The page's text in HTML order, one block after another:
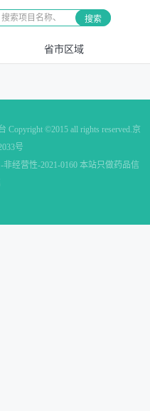
搜索
省市区域
Copyright ©2015 all rights reserved.京
号
经营性-2021-0160 本站只做药品信